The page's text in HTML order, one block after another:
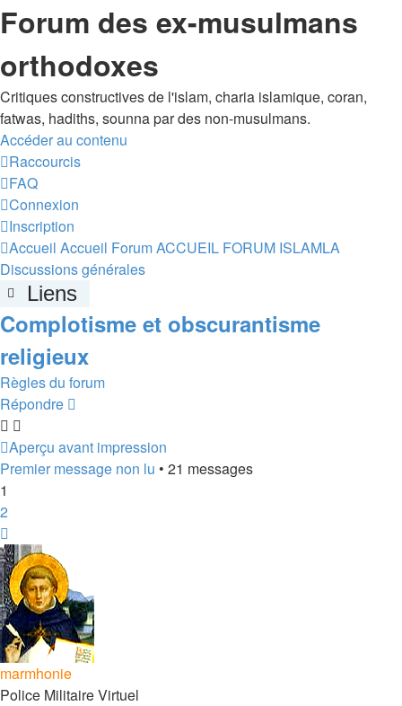
Forum des ex-musulmans
orthodoxes
Critiques constructives de l'islam, charia islamique, coran,
fatwas, hadiths, sounna par des non-musulmans.
Accéder au contenu
Raccourcis
FAQ
Connexion
Inscription
Accueil Accueil ForumACCUEIL FORUM ISLAMLA
Discussions générales
Liens
Complotisme et obscurantisme
religieux
Règles du forum
Répondre
Aperçu avant impression
Premier message non lu • 21 messages
1
2
marmhonie
Police Militaire Virtuel